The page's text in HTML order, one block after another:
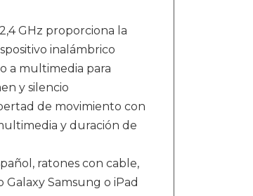
GHz proporciona la
inalámbrico
a multimedia para
y silencio
de movimiento con
y duración de
ratones con cable,
Samsung o iPad